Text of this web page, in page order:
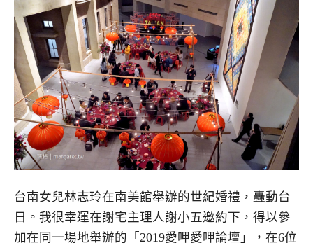
台南女兒林志玲在南美館舉辦的世紀婚禮，轟動台
日。我很幸運在謝宅主理人謝小五邀約下，得以參
加在同一場地舉辦的「2019愛呷愛呷論壇」，在6位